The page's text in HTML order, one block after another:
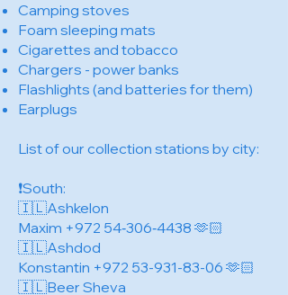
Camping stoves
Foam sleeping mats
Cigarettes and tobacco
Chargers - power banks
Flashlights (and batteries for them)
Earplugs
List of our collection stations by city:
❗️South:
🇮🇱Ashkelon
Maxim +972 54‑306‑4438 🫶🏻
🇮🇱Ashdod
Konstantin +972 53-931-83-06 🫶🏻
🇮🇱Beer Sheva